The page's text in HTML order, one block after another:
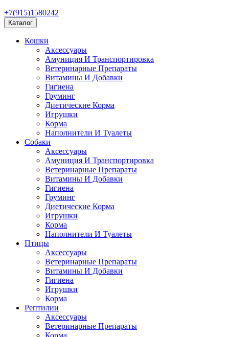
+7(915)1580242
Каталог
Кошки
Аксессуары
Амуниция И Транспортировка
Ветеринарные Препараты
Витамины И Добавки
Гигиена
Груминг
Диетические Корма
Игрушки
Корма
Наполнители И Туалеты
Собаки
Аксессуары
Амуниция И Транспортировка
Ветеринарные Препараты
Витамины И Добавки
Гигиена
Груминг
Диетические Корма
Игрушки
Корма
Наполнители И Туалеты
Птицы
Аксессуары
Ветеринарные Препараты
Витамины И Добавки
Гигиена
Игрушки
Корма
Рептилии
Аксессуары
Ветеринарные Препараты
Корма